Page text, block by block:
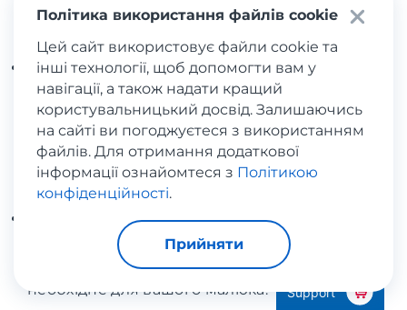
волоссям. Тут ви знайдете широкий вибір
Спортивні товариз Англії. Британці завжди
були прихильниками спорту та здорового
способу життя. У онлайн-магазинах
представлене все необхідне для занять
спортом — від спортивного одягу та взуття до
обладнання, інвентарю та аксесуарів.
Дитячі товари. Великий вибір іграшок,
дитячого одягу та товарів для дітей будь-
якого віку дозволить вам знайти все
необхідне для вашого малюка.
Політика використання файлів cookie
Цей сайт використовує файли cookie та
інші технології, щоб допомогти вам у
навігації, а також надати кращий
користувальницький досвід. Залишаючись
на сайті ви погоджуєтеся з використанням
файлів. Для отримання додаткової
інформації ознайомтеся з Політикою
конфіденційності.
Прийняти
Support